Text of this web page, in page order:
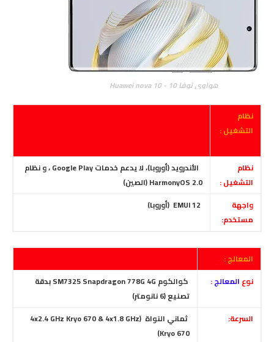
هواوي نوفا 10 - Huawei nova 10
نظام
التشغيل :
نظام
التشغيل :
الأندرويد (أوروبا)،
لا يدعم خدمات Google Play ، و نظام
HarmonyOS 2.0 (الصين)
واجهة
مستخدم:
(أوروبا)
المعالج :
نوع المعالج:
كوالكوم SM7325 Snapdragon 778G 4G بدقة
تصنيع (6 نانومتر)
السرعة:
ثماني النواة (4x2.4 GHz Kryo 670 & 4x1.8 GHz
Kryo 670)